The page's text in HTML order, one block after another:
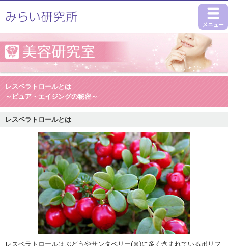
レスベラトロールとは
～ピュア・エイジングの秘密～
レスベラトロールとは
レスベラトロールはぶどうやサンタベリー(※)に多く含まれているポリフ